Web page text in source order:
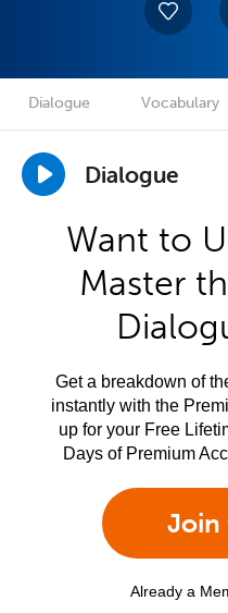
Dialogue Vocabulary
Dialogue
Want to
Master
Get a breakdown of
instantly with the
up for your Free
Days of Premium
Join
Already a